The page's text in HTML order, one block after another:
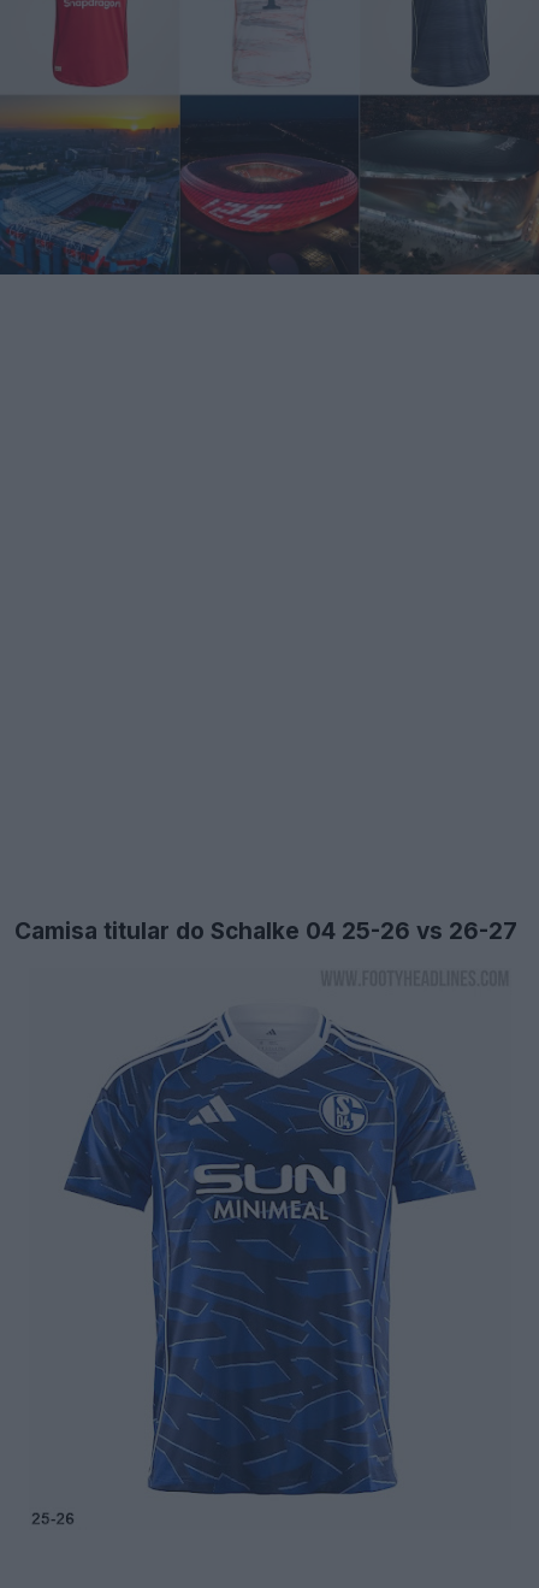
Camisa titular do Schalke 04 25-26 vs 26-27